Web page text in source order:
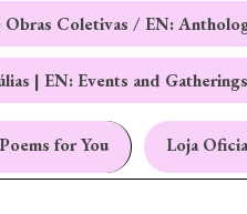
Obras Coletivas / EN:
| EN: Events and Gatherings
for You Loja